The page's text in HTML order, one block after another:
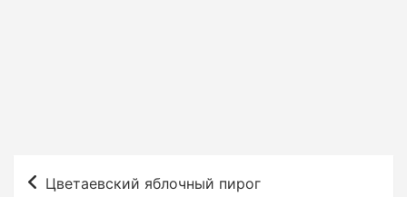
Цветаевский яблочный пирог